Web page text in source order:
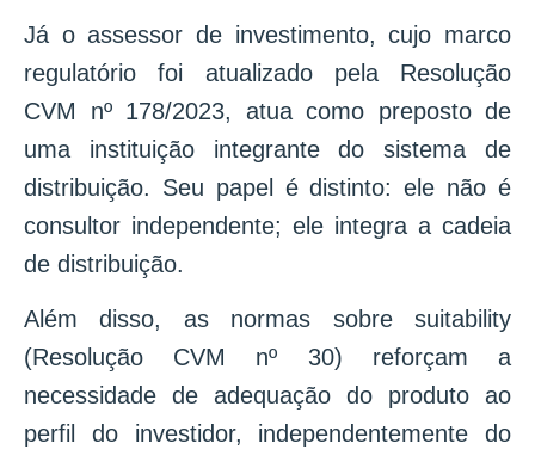
Já o assessor de investimento, cujo marco
regulatório foi atualizado pela Resolução
CVM nº 178/2023, atua como preposto de
uma instituição integrante do sistema de
distribuição. Seu papel é distinto: ele não é
consultor independente; ele integra a cadeia
de distribuição.
Além disso, as normas sobre suitability
(Resolução CVM nº 30) reforçam a
necessidade de adequação do produto ao
perfil do investidor, independentemente do